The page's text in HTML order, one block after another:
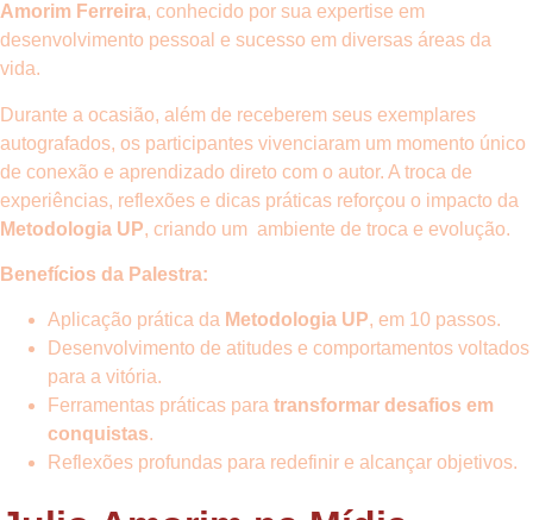
Amorim Ferreira, conhecido por sua expertise em
desenvolvimento pessoal e sucesso em diversas áreas da
vida.
Durante a ocasião, além de receberem seus exemplares
autografados, os participantes vivenciaram um momento único
de conexão e aprendizado direto com o autor. A troca de
experiências, reflexões e dicas práticas reforçou o impacto da
Metodologia UP, criando um ambiente de troca e evolução.
Benefícios da Palestra:
Aplicação prática da Metodologia UP, em 10 passos.
Desenvolvimento de atitudes e comportamentos voltados
para a vitória.
Ferramentas práticas para transformar desafios em
conquistas.
Reflexões profundas para redefinir e alcançar objetivos.